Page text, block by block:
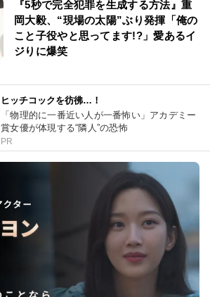
『5秒で完全犯罪を生成する方法』重
岡大毅、“現場の太陽”ぶり発揮「俺の
こと子役やと思ってます!?」愛あるイ
ジりに爆笑
ヒッチコックを彷彿…！
「物理的に一番近い人が一番怖い」アカデミー
賞女優が体現する“隣人”の恐怖
PR